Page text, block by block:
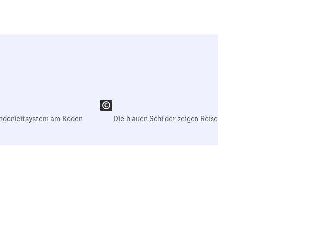
am Boden
Die blauen Schilder zeigen Reisenden und Besuchenden den